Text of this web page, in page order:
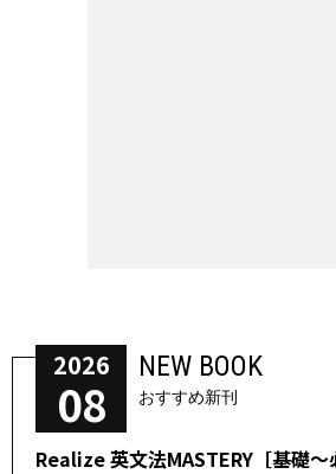
2026
08
NEW BOOK
おすすめ新刊
Realize 英文法MASTERY［基礎～